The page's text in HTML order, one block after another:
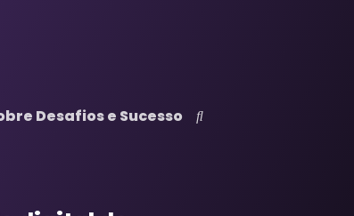
Desafios e Sucesso